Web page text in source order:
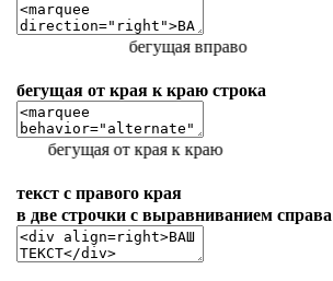
бегущая вправо
бегущая от края к краю строка
бегущая от края к краю
текст с правого края
в две строчки с выравниванием справа